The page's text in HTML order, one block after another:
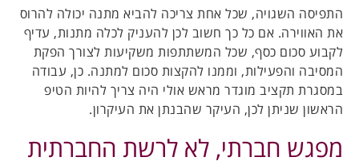
התפיסה השגויה, שכל אחת צריכה להביא מתנה יכולה להרוס
את האווירה. אם כל כך חשוב לכן להעניק לכלה מתנות, עדיף
לקבוע סכום כסף, שכל המשתתפות משקיעות לצורך הפקת
המסיבה והפעילות, וממנו להקצות סכום למתנה. כן, עבודה
במסגרת תקציב מוגדר מראש אולי היה צריך להיות הטיפ
הראשון שניתן לכן, העיקר שהבנתן את העיקרון.
מפגש חברתי, לא לרשת החברתית